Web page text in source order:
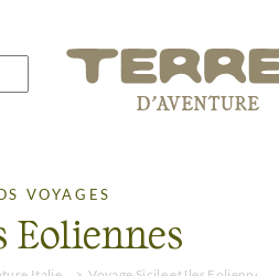
VOYAGES
Eoliennes